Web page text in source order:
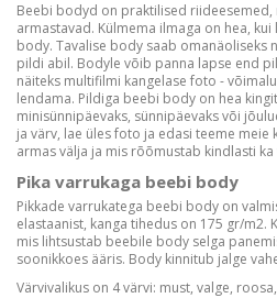
Beebi bodyd on praktilised riideesemed,
armastavad. Külmema ilmaga on hea,
body. Tavalise body saab omanäoliseks
pildi abil. Bodyle võib panna lapse end
näiteks multifilmi kangelase foto -
lendama. Pildiga beebi body on hea
minisünnipäevaks, sünnipäevaks või
ja värv, lae üles foto ja edasi teeme meie
armas välja ja mis rõõmustab kindlasti
Pika varrukaga beebi body
Pikkade varrukatega beebi body on
elastaanist, kanga tihedus on 175 gr/m2.
mis lihtsustab beebile body selga
soonikkoes ääris. Body kinnitub jalge
Värvivalikus on 4 värvi: must, valge,